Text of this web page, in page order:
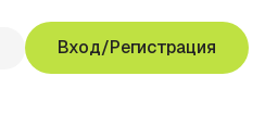
Вход/Регистрация